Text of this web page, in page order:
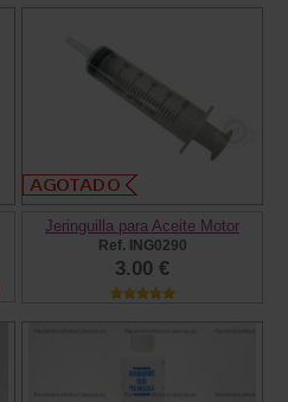
Jeringuilla para Aceite Motor
Ref. ING0290
3.00 €